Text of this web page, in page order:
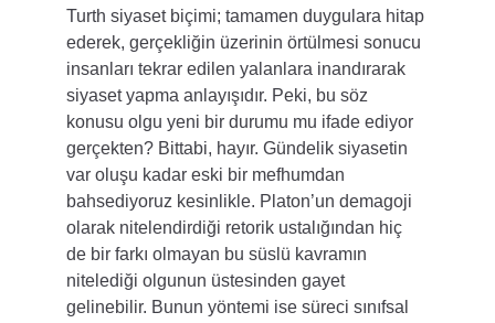
Turth siyaset biçimi; tamamen duygulara hitap
ederek, gerçekliğin üzerinin örtülmesi sonucu
insanları tekrar edilen yalanlara inandırarak
siyaset yapma anlayışıdır. Peki, bu söz
konusu olgu yeni bir durumu mu ifade ediyor
gerçekten? Bittabi, hayır. Gündelik siyasetin
var oluşu kadar eski bir mefhumdan
bahsediyoruz kesinlikle. Platon’un demagoji
olarak nitelendirdiği retorik ustalığından hiç
de bir farkı olmayan bu süslü kavramın
nitelediği olgunun üstesinden gayet
gelinebilir. Bunun yöntemi ise süreci sınıfsal